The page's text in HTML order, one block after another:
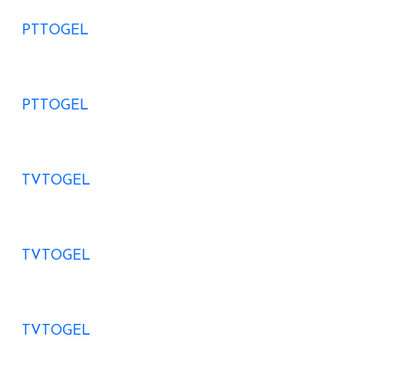
PTTOGEL
PTTOGEL
TVTOGEL
TVTOGEL
TVTOGEL